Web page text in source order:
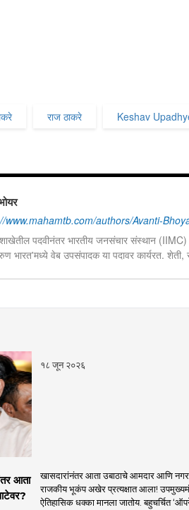
राज ठाकरे Keshav
www.mahamtb.com/authors/Avanti-
शाखेतील पदवीनंतर भारतीय जनसंचार संस्थान
भारत'मध्ये वेब उपसंपादक या पदावर कार्यरत. शेती,
१८ जून २०२६
आता
खासदारांनंतर आता उबाठाचे आमदार आणि
राजकीय भूकंप अखेर प्रत्यक्षात आला!
ऐतिहासिक धक्का मानला जातोय. बहुचर्चित